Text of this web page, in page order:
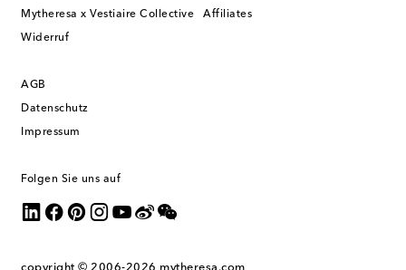
Mytheresa x Vestiaire Collective
Widerruf
Affiliates
AGB
Datenschutz
Impressum
Folgen Sie uns auf
copyright © 2006-2026 mytheresa.com